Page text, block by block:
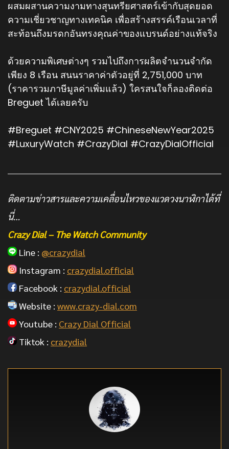
ผสมผสานความงามทางสุนทรียศาสตร์เข้ากับสุดยอด
ความเชี่ยวชาญทางเทคนิค เพื่อสร้างสรรค์เรือนเวลาที่
สะท้อนถึงมรดกอันทรงคุณค่าของแบรนด์อย่างแท้จริง
ด้วยความพิเศษต่างๆ รวมไปถึงการผลิตจำนวนจำกัด
เพียง 8 เรือน สนนราคาค่าตัวอยู่ที่ ​2,751,000 บาท
(ราคารวมภาษีมูลค่าเพิ่มแล้ว) ใครสนใจก็ลองติดต่อ
Breguet ได้เลยครับ
#Breguet #CNY2025 #ChineseNewYear2025
#LuxuryWatch #CrazyDial #CrazyDialOfficial
ติดตามข่าวสารและความเคลื่อนไหวของแวดวงนาฬิกาได้ที่
นี่…
Crazy Dial – The Watch Community
Line : @crazydial
Instagram : crazydial.official
Facebook : crazydial.official
Website : www.crazy-dial.com
Youtube : Crazy Dial Official
Tiktok : crazydial